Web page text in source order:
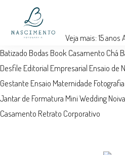
Veja mais:15 anos
Batizado Bodas Book Casamento Chá
Desfile Editorial Empresarial Ensaio de
Gestante Ensaio Maternidade
Jantar de Formatura Mini Wedding
Casamento Retrato Corporativo